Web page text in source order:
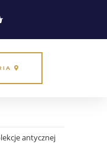
antycznej